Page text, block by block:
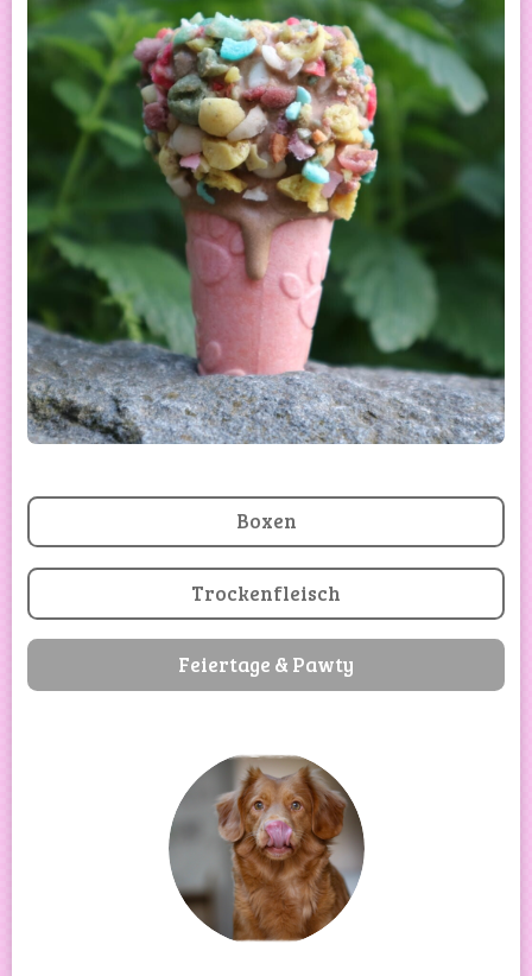
Boxen
Trockenfleisch
Feiertage & Pawty